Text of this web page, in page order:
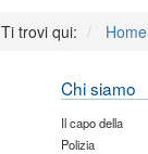
Ti trovi qui: Home
Chi siamo
Il capo della
Polizia